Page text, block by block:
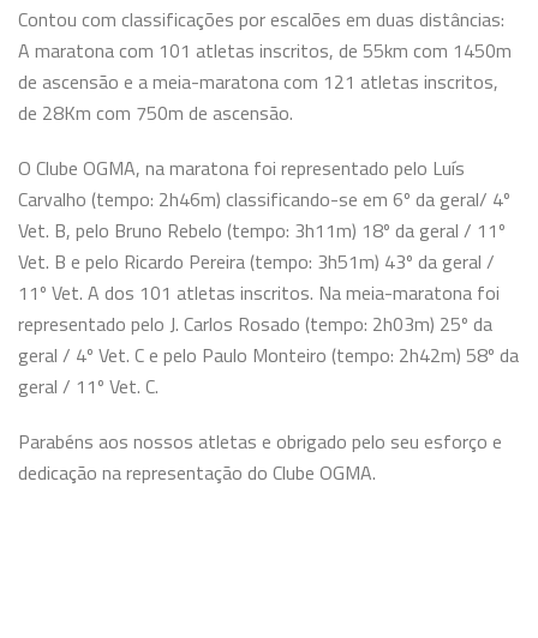
Contou com classificações por escalões em duas distâncias:
A maratona com 101 atletas inscritos, de 55km com 1450m
de ascensão e a meia-maratona com 121 atletas inscritos,
de 28Km com 750m de ascensão.
O Clube OGMA, na maratona foi representado pelo Luís
Carvalho (tempo: 2h46m) classificando-se em 6º da geral/ 4º
Vet. B, pelo Bruno Rebelo (tempo: 3h11m) 18º da geral / 11º
Vet. B e pelo Ricardo Pereira (tempo: 3h51m) 43º da geral /
11º Vet. A dos 101 atletas inscritos. Na meia-maratona foi
representado pelo J. Carlos Rosado (tempo: 2h03m) 25º da
geral / 4º Vet. C e pelo Paulo Monteiro (tempo: 2h42m) 58º da
geral / 11º Vet. C.
Parabéns aos nossos atletas e obrigado pelo seu esforço e
dedicação na representação do Clube OGMA.